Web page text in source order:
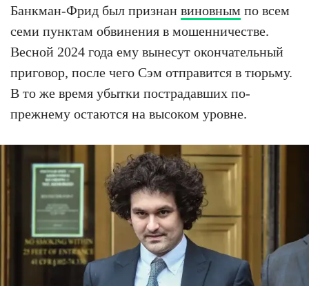
Банкман-Фрид был признан виновным по всем
семи пунктам обвинения в мошенничестве.
Весной 2024 года ему вынесут окончательный
приговор, после чего Сэм отправится в тюрьму.
В то же время убытки пострадавших по-
прежнему остаются на высоком уровне.